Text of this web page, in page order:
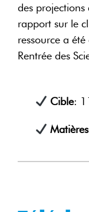
des
rapport sur le
ressource a
Rentrée des
Cible: